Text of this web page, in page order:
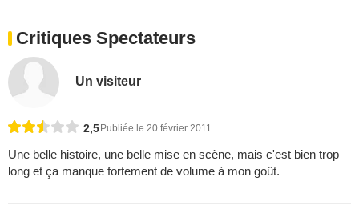
Critiques Spectateurs
Un visiteur
2,5 Publiée le 20 février 2011
Une belle histoire, une belle mise en scène, mais c'est bien trop
long et ça manque fortement de volume à mon goût.